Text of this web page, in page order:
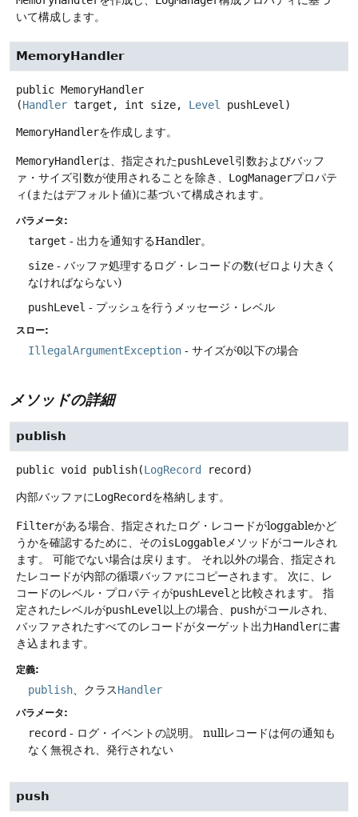
いて構成します。
MemoryHandler
public MemoryHandler
(Handler target, int size, Level pushLevel)
MemoryHandlerを作成します。
MemoryHandlerは、指定されたpushLevel 引数およびバッフ
ァ・サイズ引数が使用されることを除き、 LogManagerプロパテ
ィ(またはデフォルト値)に基づいて構成されます。
パラメータ:
target - 出力を通知するHandler。
size - バッファ処理するログ・レコードの数(ゼロより大きく
なければならない)
pushLevel - プッシュを行うメッセージ・レベル
スロー:
IllegalArgumentException - サイズが0以下の場合
メソッドの詳細
publish
public void publish(LogRecord record)
内部バッファにLogRecordを格納します。
Filterがある場合、指定されたログ・レコードがloggableかど
うかを確認するために、そのisLoggable メソッドがコールされ
ます。
可能でない場合は戻ります。
それ以外の場合、指定され
たレコードが内部の循環バッファにコピーされます。
次に、レ
コードのレベル・プロパティがpushLevel と比較されます。
指
定されたレベルがpushLevel 以上の場合、 pushがコールされ、
バッファされたすべてのレコードがターゲット出力Handlerに書
き込まれます。
定義:
publish 、クラスHandler
パラメータ:
record - ログ・イベントの説明。
nullレコードは何の通知も
なく無視され、発行されない
push